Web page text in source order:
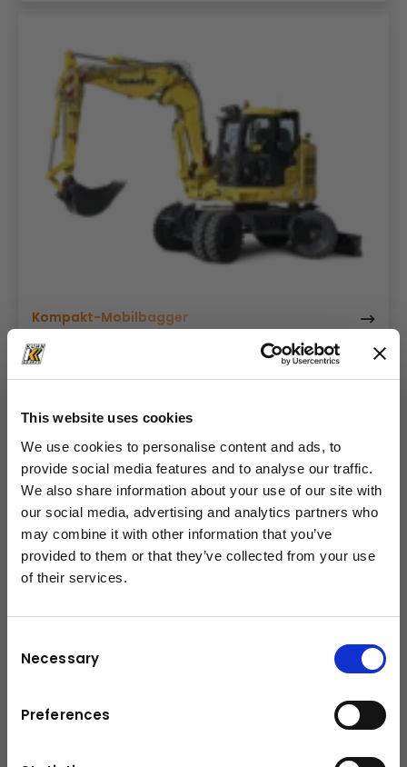
This website uses cookies
We use cookies to personalise content and ads, to
provide social media features and to analyse our traffic.
We also share information about your use of our site with
our social media, advertising and analytics partners who
may combine it with other information that you’ve
provided to them or that they’ve collected from your use
of their services.
Selection
Necessary
Preferences
Kompakt-Mobilbagger
Leistungsstark, kraftstoffeffizient und mobil: Komatsu
Kompaktmobilbagger sind die idealen Baumaschinen für
schließen